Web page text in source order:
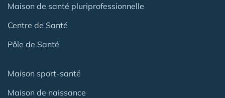
Maison de santé pluriprofessionnelle
Centre de Santé
Pôle de Santé
Maison sport-santé
Maison de naissance